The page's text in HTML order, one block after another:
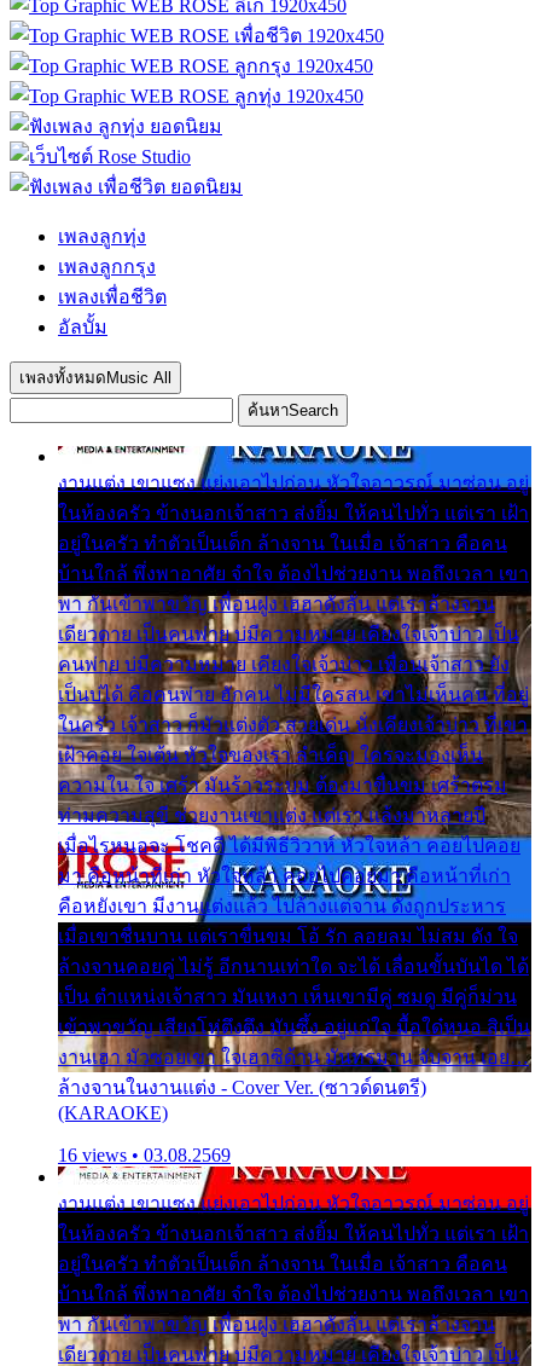
เพลงลูกทุ่ง
เพลงลูกกรุง
เพลงเพื่อชีวิต
อัลบั้ม
เพลงทั้งหมด Music All
ค้นหาSearch
งานแต่ง เขาแซง แย่งเอาไปก่อน หัวใจอาวรณ์ มาซ่อน อยู่
ในห้องครัว ข้างนอกเจ้าสาว ส่งยิ้ม ให้คนไปทั่ว แต่เรา เฝ้า
อยู่ในครัว ทำตัวเป็นเด็ก ล้างจาน ในเมื่อ เจ้าสาว คือคน
บ้านใกล้ พึ่งพาอาศัย จำใจ ต้องไปช่วยงาน พอถึงเวลา เขา
พา กันเข้าพาขวัญ เพื่อนฝูง เฮฮาดังลั่น แต่เราล้างจาน
เดียวดาย เป็นคนพ่าย บ่มีความหมาย เคียงใจเจ้าบ่าว เป็น
คนพ่าย บ่มีความหมาย เคียงใจเจ้าบ่าว เพื่อนเจ้าสาว ยัง
เป็นบ่ได้ คือคนพ่าย ฮักคน ไม่มีใครสน เขาไม่เห็นคน ที่อยู่
ในครัว เจ้าสาว ก็มัวแต่งตัว สวยเด่น นั่งเคียงเจ้าบ่าว ที่เขา
เฝ้าคอย ใจเต้น หัวใจของเรา ลำเค็ญ ใครจะมองเห็น
ความใน ใจ เศร้า มันร้าวระบม ต้องมาขื่นขม เศร้าตรม
ท่ามความสุขี ช่วยงานเขาแต่ง แต่เรา แล้งมาหลายปี
เมื่อไรหนอจะ โชคดี ได้มีพิธีวิวาห์ หัวใจหล้า คอยไปคอย
มา คือหน้าที่เก่า หัวใจหล้า คอยไปคอยมา คือหน้าที่เก่า
คือหยังเขา มีงานแต่งแล้ว ไปล้างแต่จาน ดั่งถูกประหาร
เมื่อเขาชื่นบาน แต่เราขื่นขม โอ้ รัก ลอยลม ไม่สม ดัง ใจ
ล้างจานคอยคู่ ไม่รู้ อีกนานเท่าใด จะได้ เลื่อนขั้นบันได ได้
เป็น ตำแหน่งเจ้าสาว มันเหงา เห็นเขามีคู่ ซมดู มีคู่ก็ม่วน
เข้าพาขวัญ เสียงโห่ตึงตึง มันซึ้ง อยู่แก่ใจ มื้อใด๋หนอ สิเป็น
งานเฮา มัวซอยเขา ใจเฮาซิด้าน มันทรมาน จับจาน เอย…
ล้างจานในงานแต่ง - Cover Ver. (ซาวด์ดนตรี)
(KARAOKE)
16 views • 03.08.2569
งานแต่ง เขาแซง แย่งเอาไปก่อน หัวใจอาวรณ์ มาซ่อน อยู่
ในห้องครัว ข้างนอกเจ้าสาว ส่งยิ้ม ให้คนไปทั่ว แต่เรา เฝ้า
อยู่ในครัว ทำตัวเป็นเด็ก ล้างจาน ในเมื่อ เจ้าสาว คือคน
บ้านใกล้ พึ่งพาอาศัย จำใจ ต้องไปช่วยงาน พอถึงเวลา เขา
พา กันเข้าพาขวัญ เพื่อนฝูง เฮฮาดังลั่น แต่เราล้างจาน
เดียวดาย เป็นคนพ่าย บ่มีความหมาย เคียงใจเจ้าบ่าว เป็น